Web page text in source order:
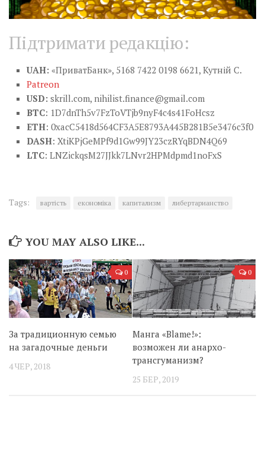
Підтримати редакцію:
UAH: «ПриватБанк», 5168 7422 0198 6621, Кутній С.
Patreon
USD: skrill.com, nihilist.finance@gmail.com
BTC: 1D7dnTh5v7FzToVTjb9nyF4c4s41FoHcsz
ETH: 0xacC5418d564CF3A5E8793A445B281B5e3476c3f0
DASH: XtiKPjGeMPf9d1Gw99JY23czRYqBDN4Q69
LTC: LNZickqsM27JJkk7LNvr2HPMdpmd1noFxS
Tags: вартість економіка капитализм либертарианство
YOU MAY ALSO LIKE...
0
За традиционную семью
на загадочные деньги
4 ЧЕР, 2018
0
Манга «Blame!»:
возможен ли анархо-
трансгуманизм?
25 БЕР, 2019